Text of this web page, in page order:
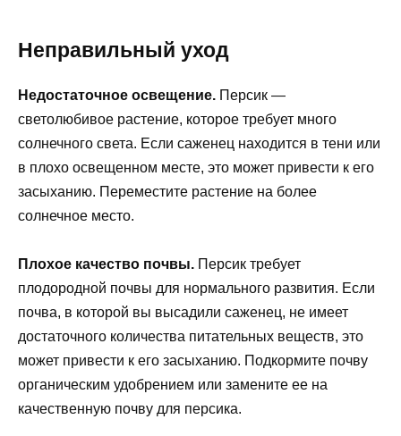
Неправильный уход
Недостаточное освещение. Персик —
светолюбивое растение, которое требует много
солнечного света. Если саженец находится в тени или
в плохо освещенном месте, это может привести к его
засыханию. Переместите растение на более
солнечное место.
Плохое качество почвы. Персик требует
плодородной почвы для нормального развития. Если
почва, в которой вы высадили саженец, не имеет
достаточного количества питательных веществ, это
может привести к его засыханию. Подкормите почву
органическим удобрением или замените ее на
качественную почву для персика.